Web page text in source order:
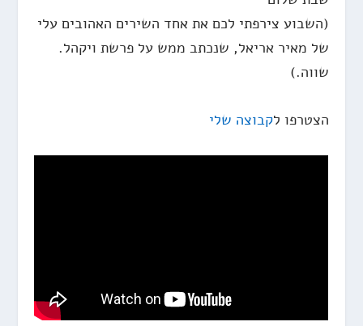
(השבוע צירפתי לכם את אחד השירים האהובים עלי
של מאיר אריאל, שנכתב ממש על פרשת ויקהל.
שווה.)
הצטרפו לקבוצה שלי